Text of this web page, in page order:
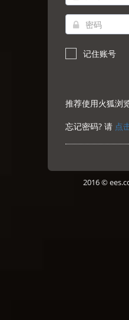
记住账号
推荐使用火狐浏
忘记密码? 请 点
2016 ©